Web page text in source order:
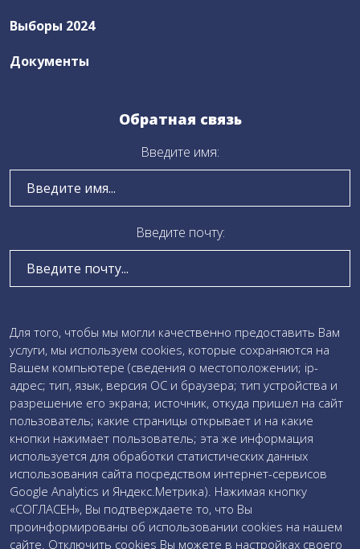
Часто задаваемые вопросы
Заказ электронного пропуска
Бережливое управление
Нормативные документы
Локальные акты
Визуализация проектной деятельности
Коробочные решения
Участие в мероприятиях
Загружаемые документы
Выборы 2024
Документы
Обратная связь
Введите имя:
Введите почту:
Даю своесогласие на обработку персональных данных
и соглашаюсь cполитикой обработки персональных
данных
Для того, чтобы мы могли качественно предоставить Вам
услуги, мы используем cookies, которые сохраняются на
Вашем компьютере (сведения о местоположении; ip-
адрес; тип, язык, версия ОС и браузера; тип устройства и
разрешение его экрана; источник, откуда пришел на сайт
пользователь; какие страницы открывает и на какие
кнопки нажимает пользователь; эта же информация
используется для обработки статистических данных
использования сайта посредством интернет-сервисов
Google Analytics и Яндекс.Метрика). Нажимая кнопку
«СОГЛАСЕН», Вы подтверждаете то, что Вы
проинформированы об использовании cookies на нашем
сайте. Отключить cookies Вы можете в настройках своего